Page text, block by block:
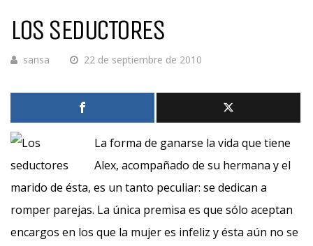
LOS SEDUCTORES
sansa 22 de septiembre de 2010
La forma de ganarse la vida que tiene
Alex, acompañado de su hermana y el
marido de ésta, es un tanto peculiar: se dedican a
romper parejas. La única premisa es que sólo aceptan
encargos en los que la mujer es infeliz y ésta aún no se